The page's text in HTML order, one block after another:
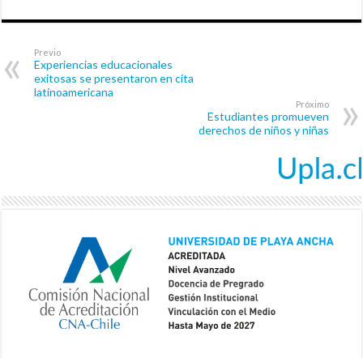
Previo
Experiencias educacionales
exitosas se presentaron en cita
latinoamericana
Próximo
Estudiantes promueven
derechos de niños y niñas